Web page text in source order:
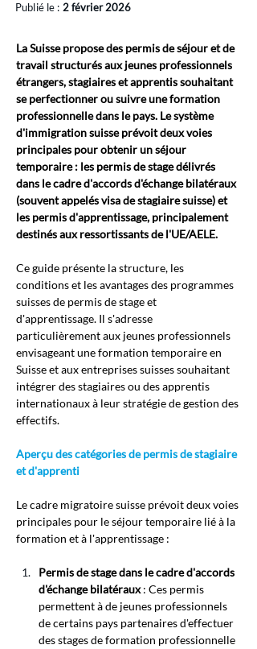
Publié le : 2 février 2026
La Suisse propose des permis de séjour et de
travail structurés aux jeunes professionnels
étrangers, stagiaires et apprentis souhaitant
se perfectionner ou suivre une formation
professionnelle dans le pays. Le système
d'immigration suisse prévoit deux voies
principales pour obtenir un séjour
temporaire : les permis de stage délivrés
dans le cadre d'accords d'échange bilatéraux
(souvent appelés visa de stagiaire suisse) et
les permis d'apprentissage, principalement
destinés aux ressortissants de l'UE/AELE.
Ce guide présente la structure, les
conditions et les avantages des programmes
suisses de permis de stage et
d'apprentissage. Il s'adresse
particulièrement aux jeunes professionnels
envisageant une formation temporaire en
Suisse et aux entreprises suisses souhaitant
intégrer des stagiaires ou des apprentis
internationaux à leur stratégie de gestion des
effectifs.
Aperçu des catégories de permis de stagiaire
et d'apprenti
Le cadre migratoire suisse prévoit deux voies
principales pour le séjour temporaire lié à la
formation et à l'apprentissage :
Permis de stage dans le cadre d'accords
d'échange bilatéraux : Ces permis
permettent à de jeunes professionnels
de certains pays partenaires d'effectuer
des stages de formation professionnelle